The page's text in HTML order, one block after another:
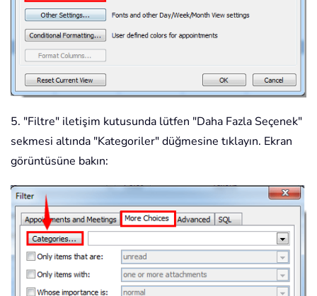
5. "Filtre" iletişim kutusunda lütfen "Daha Fazla Seçenek"
sekmesi altında "Kategoriler" düğmesine tıklayın. Ekran
görüntüsüne bakın: